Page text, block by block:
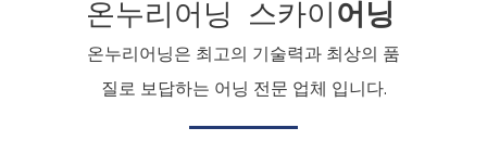
온누리어닝 스카이어닝
온누리어닝은 최고의 기술력과 최상의 품
질로 보답하는 어닝 전문 업체 입니다.